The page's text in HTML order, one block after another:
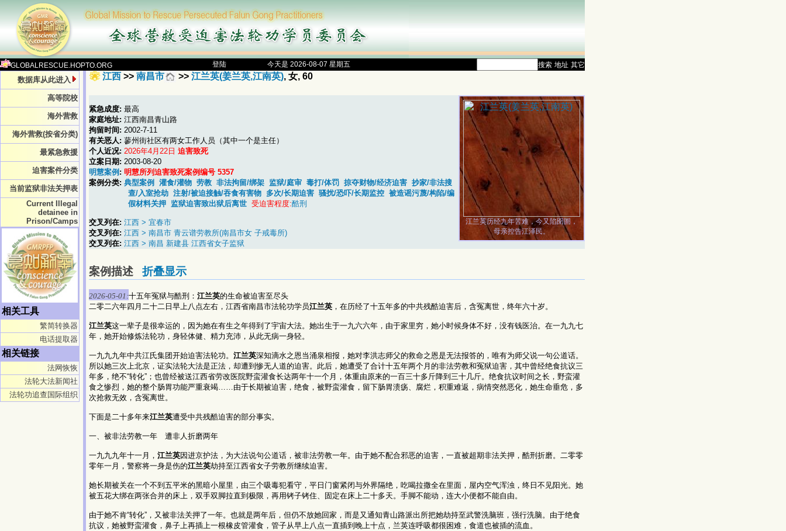
GLOBALRESCUE.HOPTO.ORG 登陆 今天是 2026-08-07 星期五 搜索 地址 其它
数据库从此进入
高等院校
海外营救
海外营救(按省分类)
最紧急救援
迫害案件分类
当前监狱非法关押表
Current Illegal
detainee in
Prison/Camps
相关工具
繁简转换器
电话提取器
相关链接
法网恢恢
法轮大法新闻社
法轮功追查国际组织
江西 >> 南昌市 >> 江兰英(姜兰英,江南英), 女, 60
江兰英历经九年苦难，今又陷囹圄，
母亲控告江泽民。
紧急成度: 最高
家庭地址: 江西南昌青山路
拘留时间: 2002-7-11
有关恶人: 蓼州街社区有两女工作人员（其中一个是主任）
个人近况: 2026年4月22日 迫害致死
立案日期: 2003-08-20
明慧案例 : 明慧所列迫害致死案例编号 5357
案例分类: 典型案例 灌食/灌物 劳教 非法拘留/绑架 监狱/庭审 毒打/体罚 掠夺财物/经济迫害 抄家/非法搜
查/入室抢劫 注射/被迫接触/吞食有害物 多次/长期迫害 骚扰/恐吓/长期监控 被造谣污蔑/构陷/编
假材料关押
监狱迫害致出狱后离世 受迫害程度:酷刑
交叉列在: 江西 > 宜春市
交叉列在: 江西 > 南昌市 青云谱劳教所(南昌市女 子戒毒所)
交叉列在: 江西 > 南昌 新建县 江西省女子监狱
案例描述 折叠显示
2026-05-01:十五年冤狱与酷刑： 江兰英的生命被迫害至尽头
二零二六年四月二十二日早上八点左右，江西省南昌市法轮功学员江兰英 ，在历经了十五年多的中共残酷迫害后，含冤离世，终年六十岁。
江兰英这一辈子是很幸运的，因为她在有生之年得到了宇宙大法。她出生于一九六六年，由于家里穷，她小时候身体不好，没有钱医治。在一九九七
年，她开始修炼法轮功，身轻体健、精力充沛，从此无病一身轻。
一九九九年中共江氏集团开始迫害法轮功。 江兰英深知滴水之恩当涌泉相报，她对李洪志师父的救命之恩是无法报答的，唯有为师父说一句公道话。
所以她三次上北京，证实法轮大法是正法，却遭到惨无人道的迫害。此后，她遭受了合计十五年两个月的非法劳教和冤狱迫害，其中曾经绝食抗议三
年多，绝不“转化”；也曾经被送江西省劳改医院野蛮灌食长达两年十一个月，体重由原来的一百三十多斤降到三十几斤。绝食抗议时间之长，野蛮灌
食之惨烈，她的整个肠胃功能严重衰竭……由于长期被迫害，绝食，被野蛮灌食，留下肠胃溃疡、腐烂，积重难返，病情突然恶化，她生命垂危，多
次抢救无效，含冤离世。
下面是二十多年来江兰英遭受中共残酷迫害的部分事实。
一、被非法劳教一年 遭非人折磨两年
一九九九年十一月， 江兰英因进京护法，为大法说句公道话，被非法劳教一年。由于她不配合邪恶的迫害，一直被超期非法关押，酷刑折磨。二零零
零年一月，警察将一身是伤的江兰英劫持至江西省女子劳教所继续迫害。
她长期被关在一个不到五平米的黑暗小屋里，由三个吸毒犯看守，平日门窗紧闭与外界隔绝，吃喝拉撒全在里面，屋内空气浑浊，终日不见阳光。她
被五花大绑在两张合并的床上，双手双脚拉直到极限，再用铐子铐住、固定在床上二十多天。手脚不能动，连大小便都不能自由。
由于她不肯“转化”，又被非法关押了一年。也就是两年后，但仍不放她回家，而是又通知青山路派出所把她劫持至武警洗脑班，强行洗脑。由于绝食
抗议，她被野蛮灌食，鼻子上再插上一根橡皮管灌食，管子从早上八点一直插到晚上十点，兰英连呼吸都很困难，食道也被插的流血。